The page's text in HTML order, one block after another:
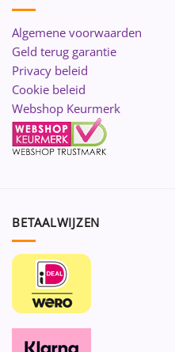
Algemene voorwaarden
Geld terug garantie
Privacy beleid
Cookie beleid
Webshop Keurmerk
BETAALWIJZEN